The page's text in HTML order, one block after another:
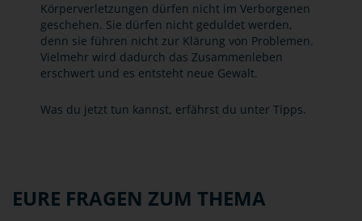
Körperverletzungen dürfen nicht im Verborgenen
geschehen. Sie dürfen nicht geduldet werden,
denn sie führen nicht zur Klärung von Problemen.
Vielmehr wird dadurch das Zusammenleben
erschwert und es entsteht neue Gewalt.
Was du jetzt tun kannst, erfährst du unter Tipps.
EURE FRAGEN ZUM THEMA